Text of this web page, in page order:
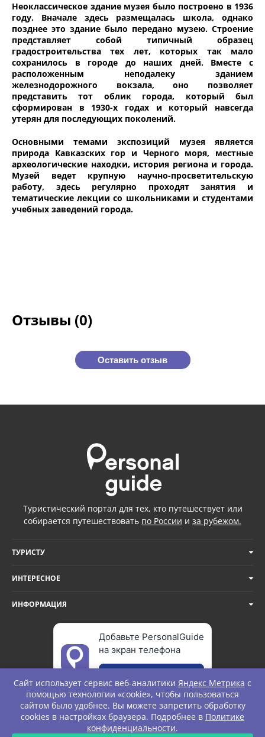
Неоклассическое здание музея было построено в 1936
году. Вначале здесь размещалась школа, однако
позднее это здание было передано музею. Строение
представляет собой типичный образец
градостроительства тех лет, которых так мало
сохранилось в городе до наших дней. Вместе с
расположенным неподалеку зданием
железнодорожного вокзала, оно позволяет
представить тот облик города, который был
сформирован в 1930-х годах и который навсегда
утерян для последующих поколений.
Основными темами экспозиций музея является
природа Кавказских гор и Черного моря, местные
археологические находки, история региона и города.
Музей ведет крупную научно-просветительскую
работу, здесь регулярно проходят занятия и
тематические лекции со школьниками и студентами
учебных заведений города.
Отзывы (0)
Оставить отзыв
Туристический портал для тех, кто путешествует или
собирается путешествовать по России и за рубежом.
ТУРИСТУ
ИНТЕРЕСНОЕ
ИНФОРМАЦИЯ
Добавьте PersonalGuide
на экран телефона
© Personal Guide. All rights Reserved.
Сайт использует сервис веб-аналитики Яндекс Метрика с
помощью технологии «cookie», чтобы пользоваться
сайтом было удобнее. Вы можете запретить обработку
cookies в настройках браузера. Подробнее в Политике
конфиденциальности.